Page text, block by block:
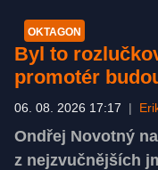
OKTAGON
Byl to
promotér
06. 08. 2026 17:17
Ondřej Novotný
z nejzvučnějších